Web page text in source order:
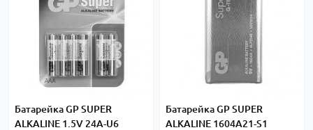
Батарейка GP SUPER
ALKALINE 1.5V 24A-U6
Батарейка GP SUPER
ALKALINE 1604A21-S1